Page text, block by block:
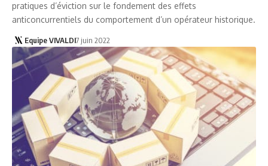
pratiques d’éviction sur le fondement des effets
anticoncurrentiels du comportement d’un opérateur historique.
Equipe VIVALDI7 juin 2022